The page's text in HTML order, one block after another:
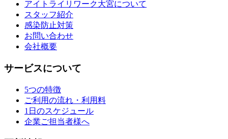
アイトライリワーク大宮について
スタッフ紹介
感染防止対策
お問い合わせ
会社概要
サービスについて
5つの特徴
ご利用の流れ・利用料
1日のスケジュール
企業ご担当者様へ